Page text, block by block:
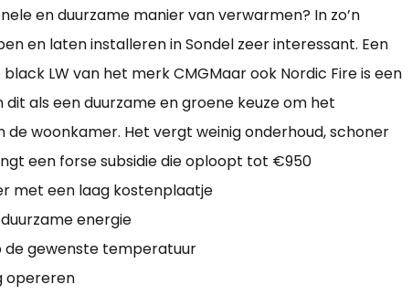
en duurzame manier van verwarmen? In zo’n
en laten installeren in Sondel zeer interessant. Een
black LW van het merk CMGMaar ook Nordic Fire is een
als een duurzame en groene keuze om het
woonkamer. Het vergt weinig onderhoud, schoner
een forse subsidie die oploopt tot €950
met een laag kostenplaatje
energie
de gewenste temperatuur
opereren